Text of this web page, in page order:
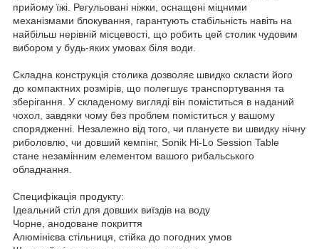
прийому їжі. Регульовані ніжки, оснащені міцними
механізмами блокування, гарантують стабільність навіть на
найбільш нерівній місцевості, що робить цей столик чудовим
вибором у будь-яких умовах біля води.
Складна конструкція столика дозволяє швидко скласти його
до компактних розмірів, що полегшує транспортування та
зберігання. У складеному вигляді він поміститься в наданий
чохол, завдяки чому без проблем поміститься у вашому
спорядженні. Незалежно від того, чи плануєте ви швидку нічну
риболовлю, чи довший кемпінг, Sonik Hi-Lo Session Table
стане незамінним елементом вашого рибальського
обладнання.
Специфікація продукту:
Ідеальний стіл для довших виїздів на воду
Чорне, анодоване покриття
Алюмінієва стільниця, стійка до погодних умов